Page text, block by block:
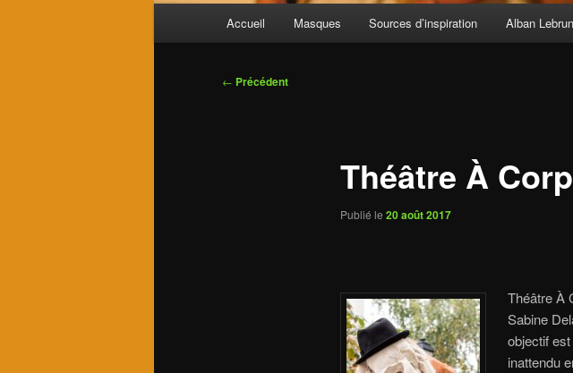
Accueil Masques Sources d’inspiration Alban Lebrun
Navigation
← Précédent
Théâtre À
Publié le 20 août 2017
Théâtre À
Sabine
objectif
inattendu